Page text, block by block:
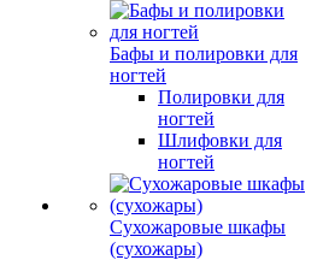
Бафы и полировки для
ногтей
Полировки для
ногтей
Шлифовки для
ногтей
Сухожаровые шкафы
(сухожары)